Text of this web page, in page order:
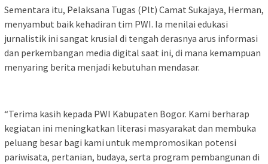
Sementara itu, Pelaksana Tugas (Plt) Camat Sukajaya, Herman,
menyambut baik kehadiran tim PWI. Ia menilai edukasi
jurnalistik ini sangat krusial di tengah derasnya arus informasi
dan perkembangan media digital saat ini, di mana kemampuan
menyaring berita menjadi kebutuhan mendasar.
“Terima kasih kepada PWI Kabupaten Bogor. Kami berharap
kegiatan ini meningkatkan literasi masyarakat dan membuka
peluang besar bagi kami untuk mempromosikan potensi
pariwisata, pertanian, budaya, serta program pembangunan di